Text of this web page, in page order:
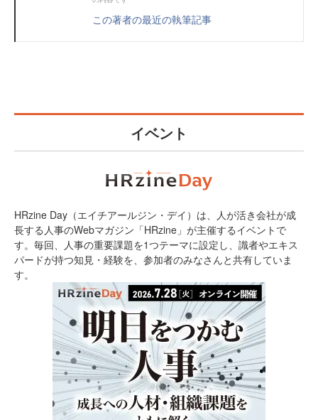
この著者の最近の執筆記事
イベント
HRzine Day（エイチアールジン・デイ）は、人が活き会社が成
長する人事のWebマガジン「HRzine」が主催するイベントで
す。毎回、人事の重要課題を1つテーマに設定し、識者やエキス
パードが持つ知見・経験を、参加者のみなさんと共有していま
す。